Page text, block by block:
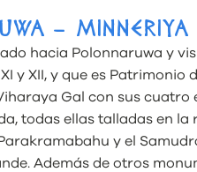
– MINNERIYA
hacia Polonnaruwa y
y XII, y que es Patrimonio
Gal con sus
todas ellas talladas en la
y el
Además de otros